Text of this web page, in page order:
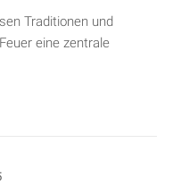
Traditionen und
eine zentrale